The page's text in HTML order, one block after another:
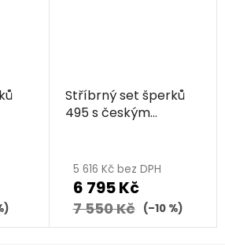
Stříbrný set šperků
495 s českým
5 616 Kč bez DPH
6 795 Kč
7 550 Kč (–10 %)